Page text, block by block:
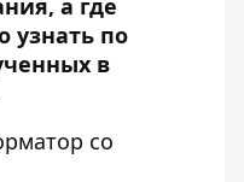
а где
узнать по
в
со